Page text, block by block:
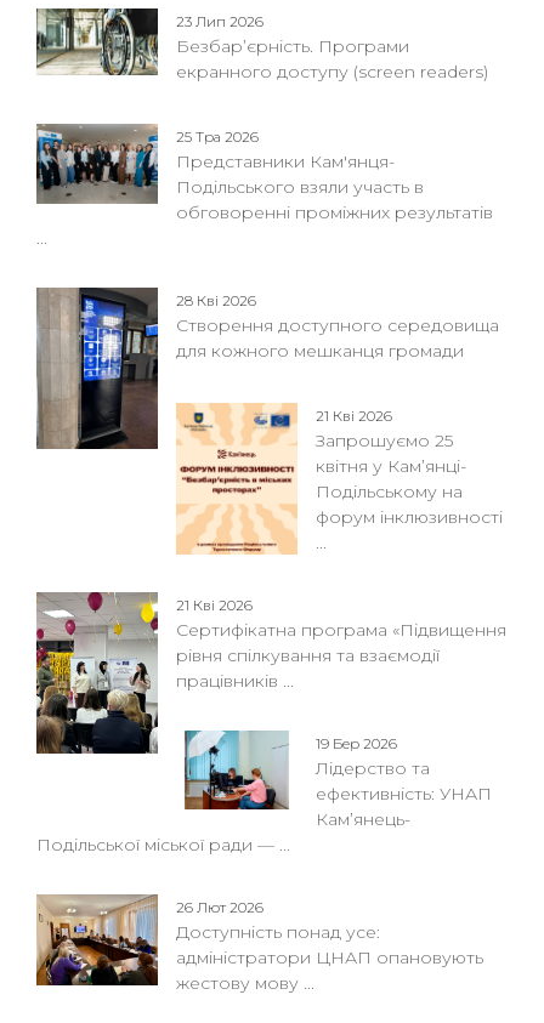
23 Лип 2026
Безбар’єрність. Програми
екранного доступу (screen readers)
25 Тра 2026
Представники Кам'янця-
Подільського взяли участь в
обговоренні проміжних результатів
...
28 Кві 2026
Створення доступного середовища
для кожного мешканця громади
21 Кві 2026
Запрошуємо 25
квітня у Кам’янці-
Подільському на
форум інклюзивності
...
21 Кві 2026
Сертифікатна програма «Підвищення
рівня спілкування та взаємодії
працівників ...
19 Бер 2026
Лідерство та
ефективність: УНАП
Кам’янець-
Подільської міської ради — ...
26 Лют 2026
Доступність понад усе:
адміністратори ЦНАП опановують
жестову мову ...